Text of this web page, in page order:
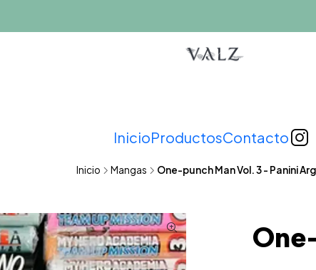
InicioProductosContacto
Inicio Mangas One-punch Man Vol. 3 - Panini